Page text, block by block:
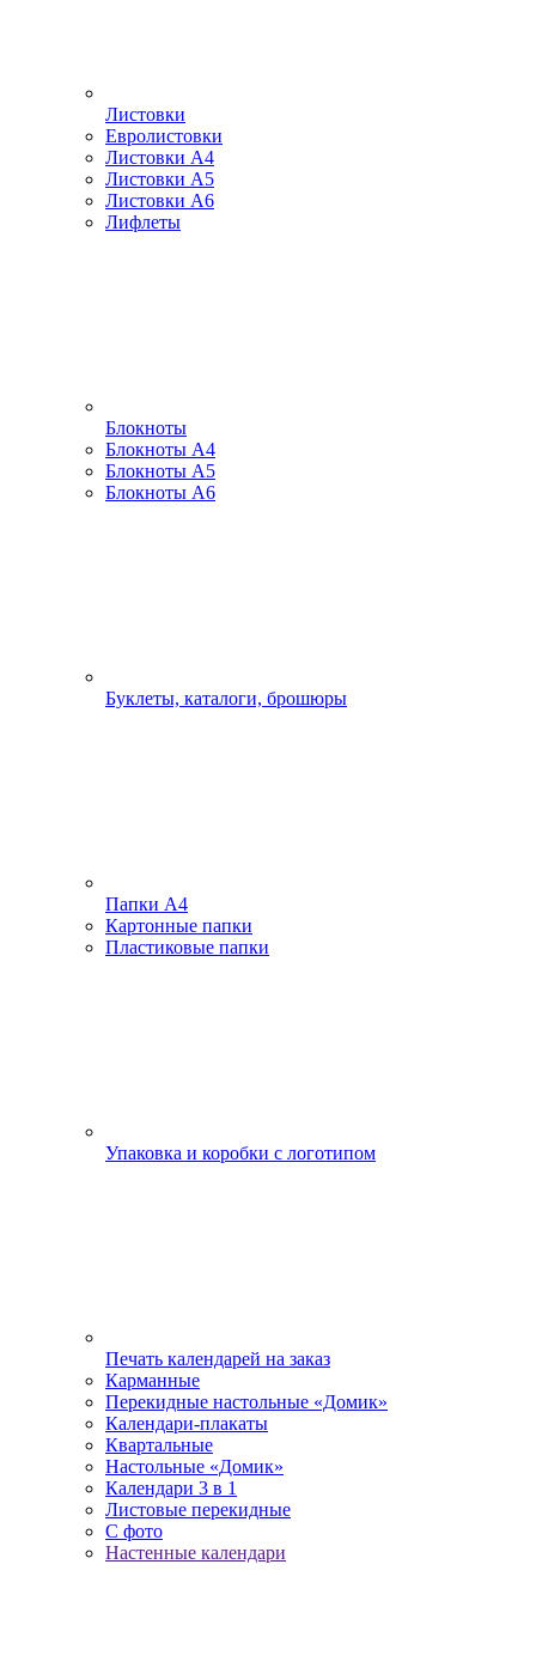
Листовки
Евролистовки
Листовки А4
Листовки А5
Листовки А6
Лифлеты
Блокноты
Блокноты А4
Блокноты А5
Блокноты А6
Буклеты, каталоги, брошюры
Папки А4
Картонные папки
Пластиковые папки
Упаковка и коробки с логотипом
Печать календарей на заказ
Карманные
Перекидные настольные «Домик»
Календари-плакаты
Квартальные
Настольные «Домик»
Календари 3 в 1
Листовые перекидные
С фото
Настенные календари